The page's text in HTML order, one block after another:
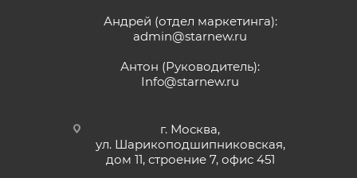
Андрей (отдел маркетинга):
admin@starnew.ru
Антон (Руководитель):
Info@starnew.ru
г. Москва,
ул. Шарикоподшипниковская,
дом 11, строение 7, офис 451